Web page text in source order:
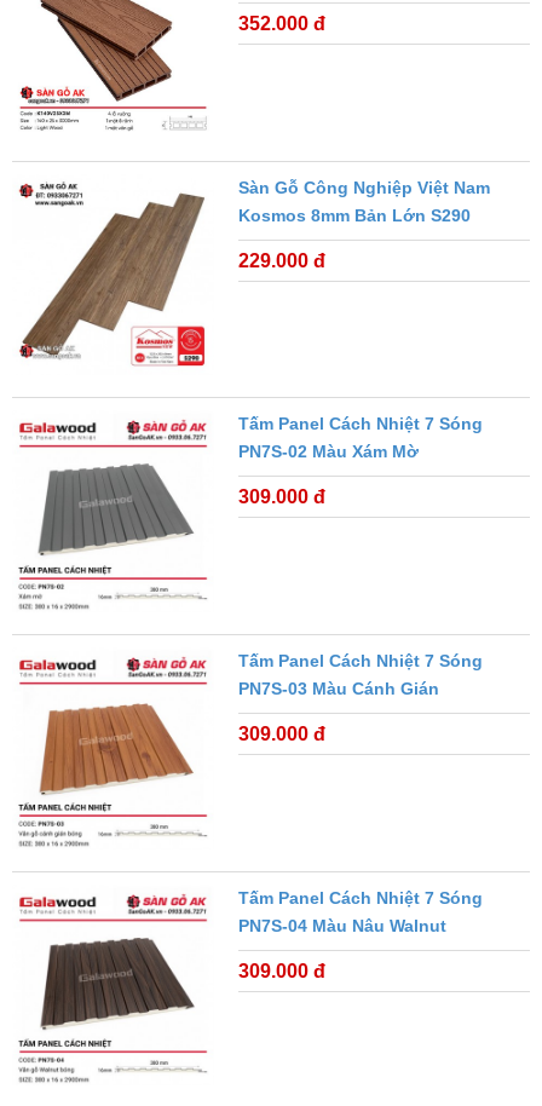
352.000 đ
Sàn Gỗ Công Nghiệp Việt Nam
Kosmos 8mm Bản Lớn S290
229.000 đ
Tấm Panel Cách Nhiệt 7 Sóng
PN7S-02 Màu Xám Mờ
309.000 đ
Tấm Panel Cách Nhiệt 7 Sóng
PN7S-03 Màu Cánh Gián
309.000 đ
Tấm Panel Cách Nhiệt 7 Sóng
PN7S-04 Màu Nâu Walnut
309.000 đ